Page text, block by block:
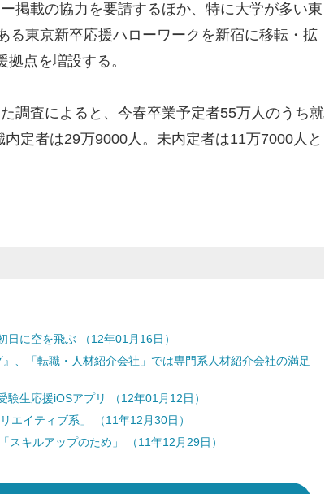
掲載の協力を要請するほか、特に大学が多い東
る東京新卒応援ハローワークを新宿に移転・拡
点を増設する。
調査によると、今春卒業予定者55万人のうち就
定者は29万9000人。未内定者は11万7000人と
日に空を飛ぶ （12年01月16日）
、「転職・人材紹介会社」では専門系人材紹介会社の満足
生応援iOSアプリ （12年01月12日）
エイティブ系」 （11年12月30日）
スキルアップのため」 （11年12月29日）